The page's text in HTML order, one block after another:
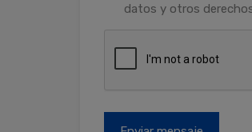
datos y otros